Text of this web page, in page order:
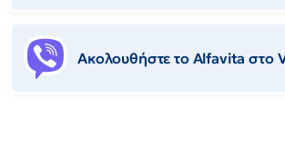
Ακολουθήστε το Αlfavita στο